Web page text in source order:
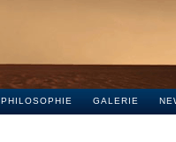
PHILOSOPHIE GALERIE